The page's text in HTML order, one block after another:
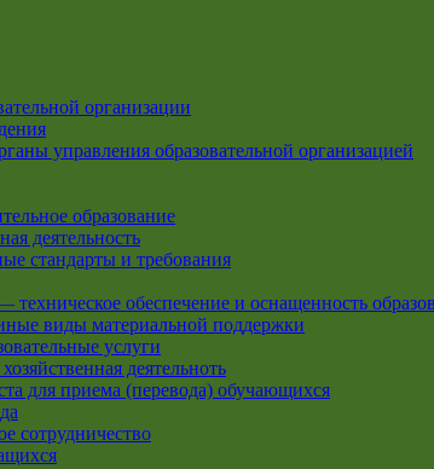
организации
управления образовательной организацией
образование
деятельность
стандарты и требования
обеспечение и оснащенность
виды материальной поддержки
услуги
деятельноть
для приема (перевода) обучающихся
сотрудничество